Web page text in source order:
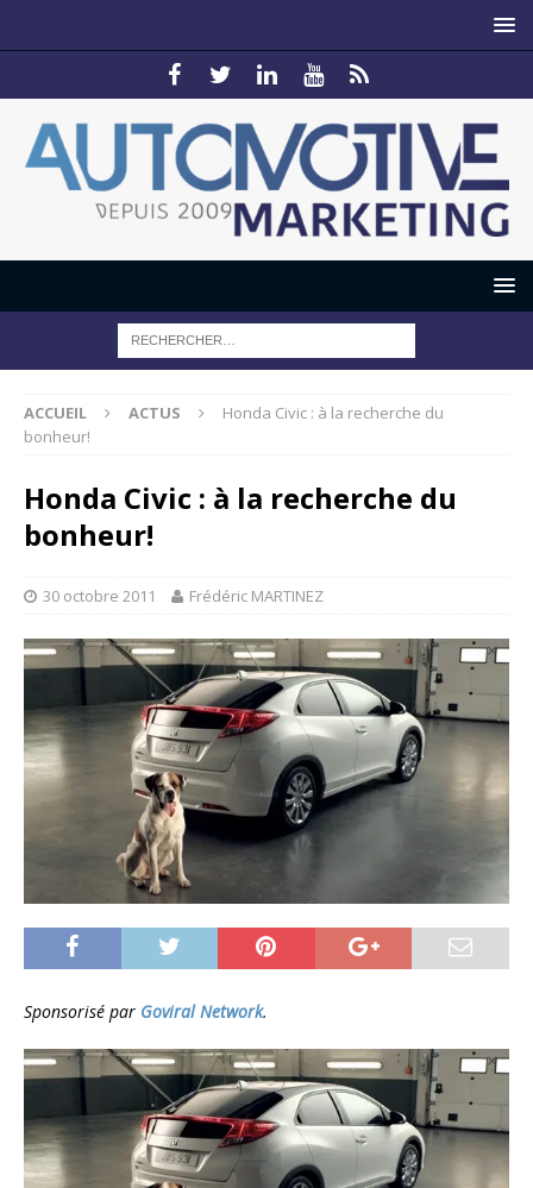
ACCUEIL ACTUS
Honda Civic : à la recherche du
bonheur!
Honda Civic : à la recherche du
bonheur!
30 octobre 2011 Frédéric MARTINEZ
Sponsorisé par Goviral Network.